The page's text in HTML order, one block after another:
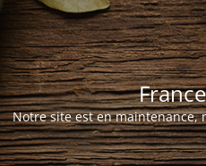
Notre site est en maintenance,